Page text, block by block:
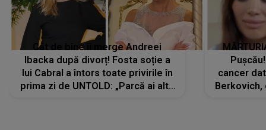
Cât de bine îi merge Andreei
Ibacka după divorț! Fosta soție a
lui Cabral a întors toate privirile în
prima zi de UNTOLD: „Parcă ai altă
cancer
Berkovich,